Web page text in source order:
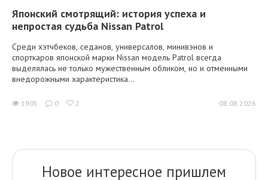
Японский смотрящий: история успеха и
непростая судьба Nissan Patrol
Среди хэтчбеков, седанов, универсалов, минивэнов и
спорткаров японской марки Nissan модель Patrol всегда
выделялась не только мужественным обликом, но и отменными
внедорожными характеристика...
1905 0 2 08.08.2026
Новое интересное пришлем